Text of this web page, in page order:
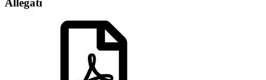
Allegati